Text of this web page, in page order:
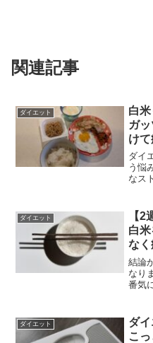
関連記事
ダイエット
白
ガ
け
ダイ
う悩
なス
まし
ース
ダイエット
【
白
な
結論
なり
番気
週間
エ...
ダイエット
ダ
こ